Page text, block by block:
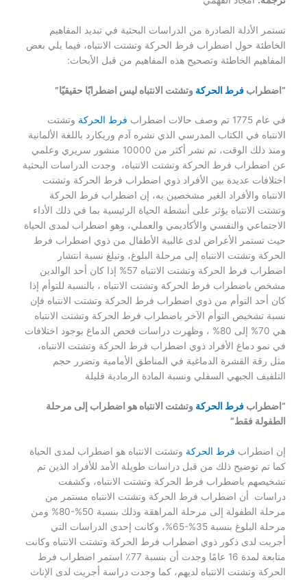
تستمر الأدلة الصادرة من الدراسات البحثية في تبديد المفاهيم
الخاطئة حول اضطراب فرط الحركة وتشتت الانتباه، فيما يلي بعض
المفاهيم الخاطئة وتصحيح هذه المفاهيم من قبل الأبحاث:
“اضطرابفرط الحركة وتشتت الانتباه ليس اضطرابًا حقيقيًا”
في عام 1775 تم وصف حالات اضطراب فرط الحركة وتشتت
الانتباه في الكتاب المدرسي الذي نشره آدم وريكارد باللغة الألمانية
ومنذ ذلك الوقت، تم نشر أكثر من 10000 منشور سريري وعلمي
عن اضطراب فرط الحركة وتشتت الانتباه، وجدت الدراسات البحثية
اختلافات عديدة بين الأفراد ذوي اضطراب فرط الحركة وتشتت
الانتباه والأفراد الغير مشخصين به، إن اضطراب فرط الحركة
وتشتت الانتباه يؤثر على أنشطة الحياة الرئيسية بما في ذلك الأداء
الاجتماعي والنفسي والأكاديمي والعملي، وهو اضطراب لمدى الحياة
حيث تستمر الأعراض لدى غالبية الأطفال من ذوي اضطراب فرط
الحركة وتشتت الانتباه إلى مرحلة البلوغ، وتبلغ نسبة انتشار
اضطراب فرط الحركة وتشتت الانتباه 57% إذا كان أحد الوالدين
مشخص باضطراب فرط الحركة وتشتت الانتباه ، بالنسبة للتوأم إذا
كان أحد التوأم من ذوي اضطراب فرط الحركة وتشتت الانتباه فإن
نسبة تشخيص التوأم الآخر باضطراب فرط الحركة وتشتت الانتباه
هي 70% إلى 80% ، وظهرت دراسات فحص الدماغ بوجود اختلافات
في نمو دماغ الأفراد ذوي اضطراب فرط الحركة وتشتت الانتباه،
مثل رقة القشرة الدماغية في المناطق الأمامية وتضرر حجم
التلفيف الجبهي السفلي ونسبة المادة الرمادية قليلة
“اضطرابفرط الحركة وتشتت الانتباه هو اضطراب إلى مرحلة
الطفولة فقط”
إن اضطراب فرط الحركة وتشتت الانتباه هو اضطراب لمدى الحياة
كما تم توضيح ذلك من قبل دراسات طويلة الأمد للأفراد الذين تم
تشخيصهم باضطراب فرط الحركة وتشتت الانتباه، وكشفت
دراسات أن اضطراب فرط الحركة وتشتت الانتباه مستمر من
مرحلة الطفولة إلى مرحلة المراهقة وذلك بنسبة 50%-80% ومن
مرحلة البلوغ بنسبة 35%-65%، وكانت إحدى الدراسات التي
أجريت لدى ذكور ذوي اضطراب فرط الحركة وتشتت الانتباه وكانت
متابعة لمدة 16 عامًا وجدت أن بنسبة 77٪ استمر اضطراب فرط
الحركة وتشتت الانتباه لديهم، كما وجدت دراسة أجريت لدى الإناث